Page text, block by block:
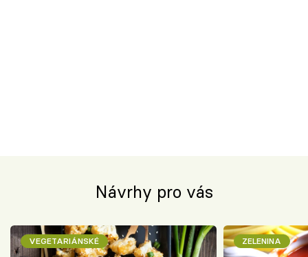
Návrhy pro vás
VEGETARIÁNSKÉ ZELENINA